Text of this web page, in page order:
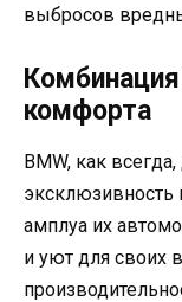
выбросов
комфорта
BMW, как
эксклюзивность
амплуа их
и уют для своих